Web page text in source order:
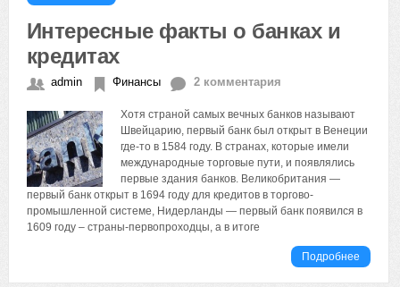
Интересные факты о банках и
кредитах
admin Финансы 2 комментария
Хотя страной самых вечных банков называют
Швейцарию, первый банк был открыт в Венеции
где-то в 1584 году. В странах, которые имели
международные торговые пути, и появлялись
первые здания банков. Великобритания —
первый банк открыт в 1694 году для кредитов в торгово-
промышленной системе, Нидерланды — первый банк появился в
1609 году – страны-первопроходцы, а в итоге
Подробнее